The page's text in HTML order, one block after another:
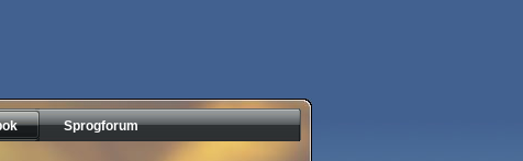
Sprogforum